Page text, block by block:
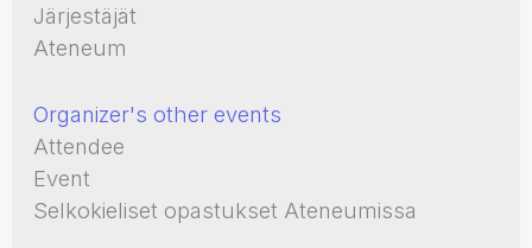
Järjestäjät
Ateneum
Organizer's other events
Attendee
Event
Selkokieliset opastukset Ateneumissa